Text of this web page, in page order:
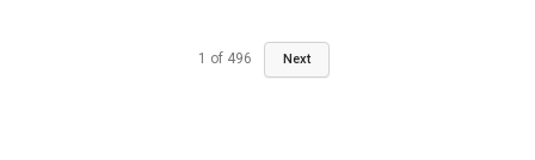
1 of 496 Next